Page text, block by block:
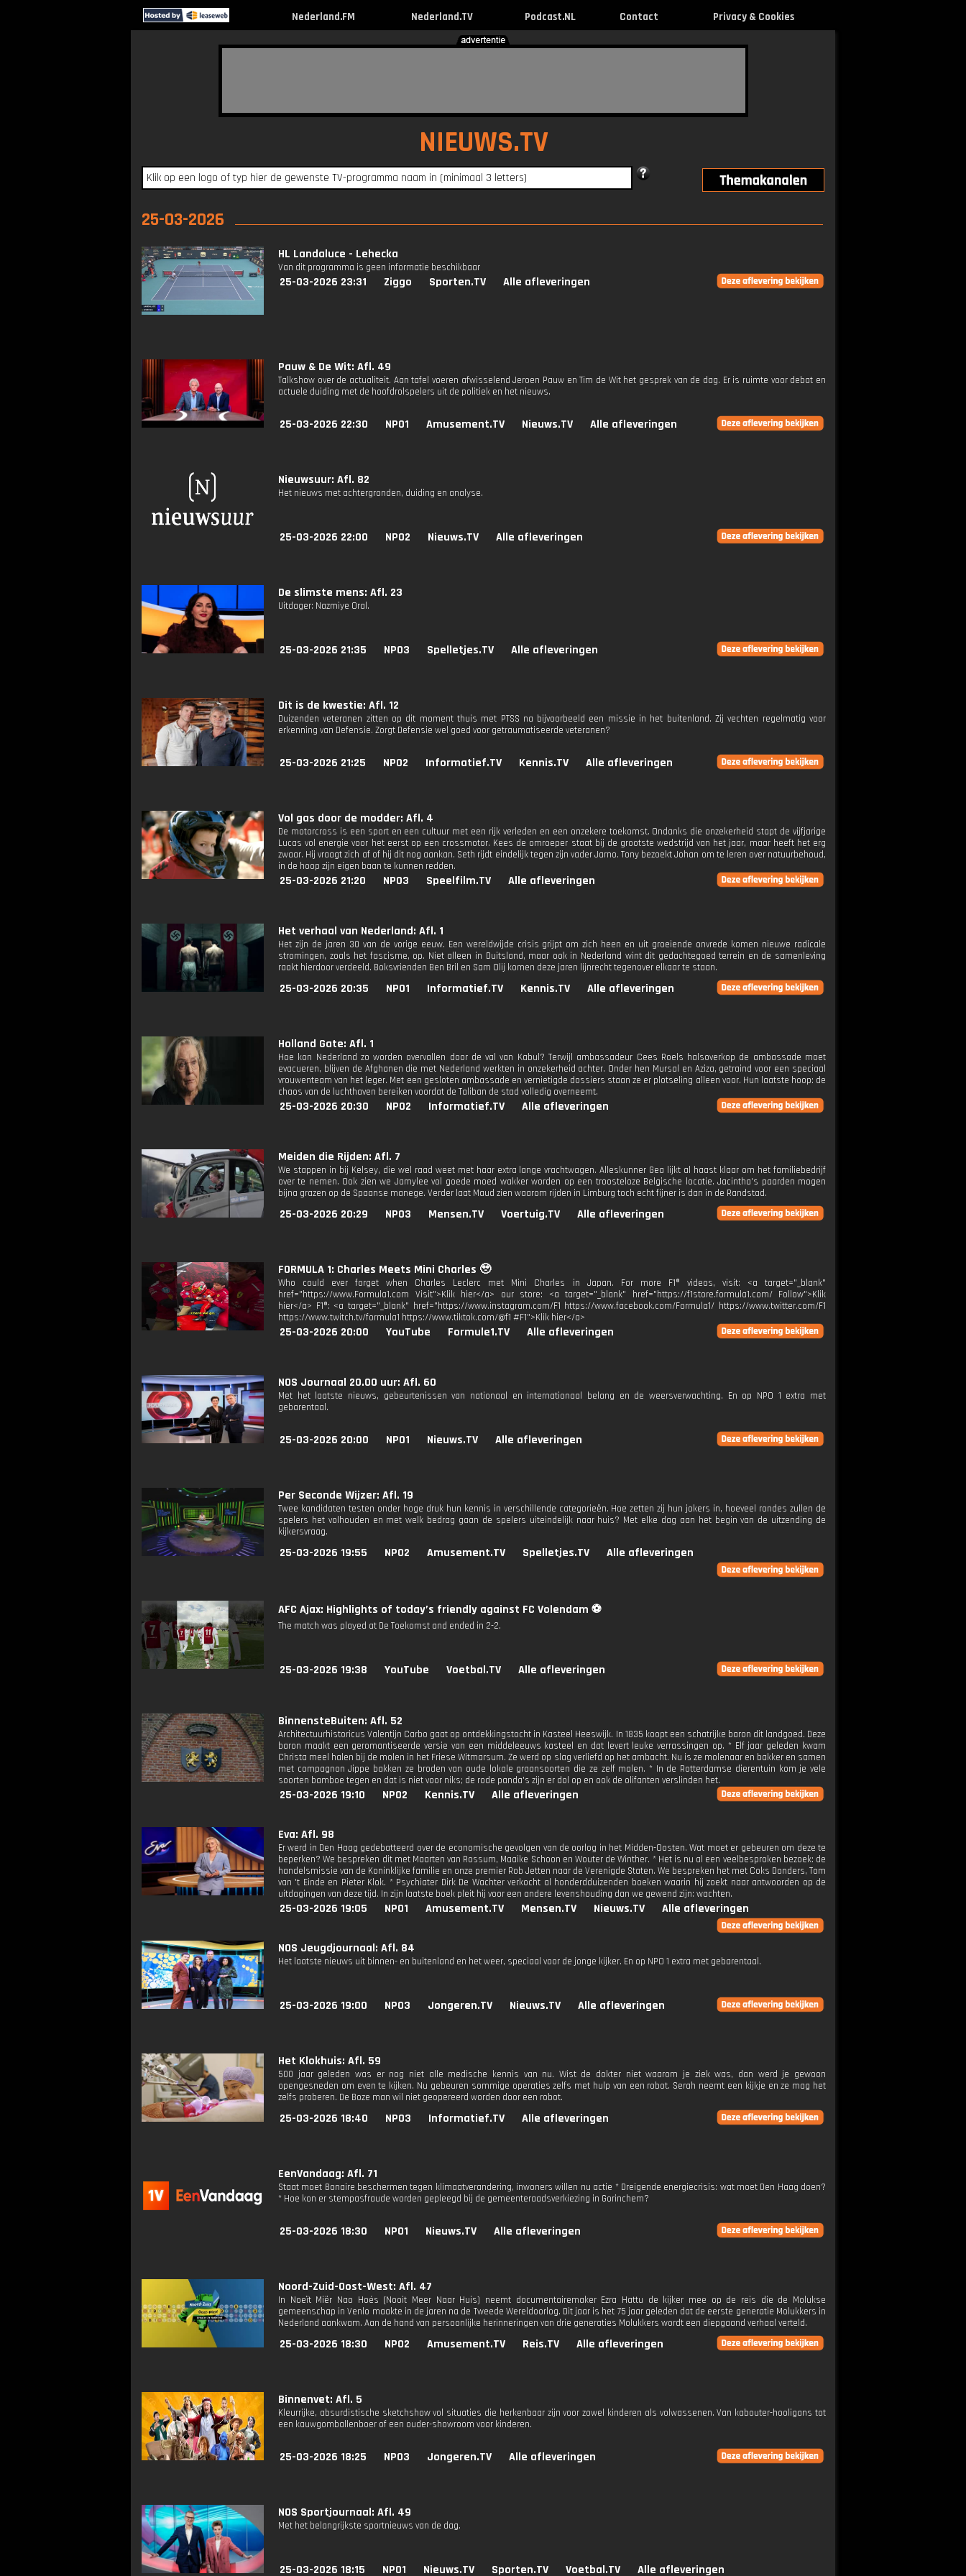
Nederland.FM Nederland.TV Podcast.NL Contact Privacy & Cookies
NIEUWS.TV
25-03-2026
HL Landaluce - Lehecka
Van dit programma is geen informatie beschikbaar
25-03-2026 23:31 Ziggo Sporten.TV Alle afleveringen
Pauw & De Wit: Afl. 49
Talkshow over de actualiteit. Aan tafel voeren afwisselend Jeroen Pauw en Tim de Wit het gesprek van de dag. Er is ruimte voor debat en
actuele duiding met de hoofdrolspelers uit de politiek en het nieuws.
25-03-2026 22:30 NPO1 Amusement.TV Nieuws.TV Alle afleveringen
Nieuwsuur: Afl. 82
Het nieuws met achtergronden, duiding en analyse.
25-03-2026 22:00 NPO2 Nieuws.TV Alle afleveringen
De slimste mens: Afl. 23
Uitdager: Nazmiye Oral.
25-03-2026 21:35 NPO3 Spelletjes.TV Alle afleveringen
Dit is de kwestie: Afl. 12
Duizenden veteranen zitten op dit moment thuis met PTSS na bijvoorbeeld een missie in het buitenland. Zij vechten regelmatig voor
erkenning van Defensie. Zorgt Defensie wel goed voor getraumatiseerde veteranen?
25-03-2026 21:25 NPO2 Informatief.TV Kennis.TV Alle afleveringen
Vol gas door de modder: Afl. 4
De motorcross is een sport en een cultuur met een rijk verleden en een onzekere toekomst. Ondanks die onzekerheid stapt de vijfjarige
Lucas vol energie voor het eerst op een crossmotor. Kees de omroeper staat bij de grootste wedstrijd van het jaar, maar heeft het erg
zwaar. Hij vraagt zich af of hij dit nog aankan. Seth rijdt eindelijk tegen zijn vader Jarno. Tony bezoekt Johan om te leren over natuurbehoud,
in de hoop zijn eigen baan te kunnen redden.
25-03-2026 21:20 NPO3 Speelfilm.TV Alle afleveringen
Het verhaal van Nederland: Afl. 1
Het zijn de jaren 30 van de vorige eeuw. Een wereldwijde crisis grijpt om zich heen en uit groeiende onvrede komen nieuwe radicale
stromingen, zoals het fascisme, op. Niet alleen in Duitsland, maar ook in Nederland wint dit gedachtegoed terrein en de samenleving
raakt hierdoor verdeeld. Boksvrienden Ben Bril en Sam Olij komen deze jaren lijnrecht tegenover elkaar te staan.
25-03-2026 20:35 NPO1 Informatief.TV Kennis.TV Alle afleveringen
Holland Gate: Afl. 1
Hoe kon Nederland zo worden overvallen door de val van Kabul? Terwijl ambassadeur Cees Roels halsoverkop de ambassade moet
evacueren, blijven de Afghanen die met Nederland werkten in onzekerheid achter. Onder hen Mursal en Aziza, getraind voor een speciaal
vrouwenteam van het leger. Met een gesloten ambassade en vernietigde dossiers staan ze er plotseling alleen voor. Hun laatste hoop: de
chaos van de luchthaven bereiken voordat de Taliban de stad volledig overneemt.
25-03-2026 20:30 NPO2 Informatief.TV Alle afleveringen
Meiden die Rijden: Afl. 7
We stappen in bij Kelsey, die wel raad weet met haar extra lange vrachtwagen. Alleskunner Gea lijkt al haast klaar om het familiebedrijf
over te nemen. Ook zien we Jamylee vol goede moed wakker worden op een troosteloze Belgische locatie. Jacintha's paarden mogen
bijna grazen op de Spaanse manege. Verder laat Maud zien waarom rijden in Limburg toch echt fijner is dan in de Randstad.
25-03-2026 20:29 NPO3 Mensen.TV Voertuig.TV Alle afleveringen
FORMULA 1: Charles Meets Mini Charles 🥹
Who could ever forget when Charles Leclerc met Mini Charles in Japan. For more F1® videos, visit: <a target="_blank"
href="https://www.Formula1.com Visit">Klik hier</a> our store: <a target="_blank" href="https://f1store.formula1.com/ Follow">Klik
hier</a> F1®: <a target="_blank" href="https://www.instagram.com/F1 https://www.facebook.com/Formula1/ https://www.twitter.com/F1
https://www.twitch.tv/formula1 https://www.tiktok.com/@f1 #F1">Klik hier</a>
25-03-2026 20:00 YouTube Formule1.TV Alle afleveringen
NOS Journaal 20.00 uur: Afl. 60
Met het laatste nieuws, gebeurtenissen van nationaal en internationaal belang en de weersverwachting. En op NPO 1 extra met
gebarentaal.
25-03-2026 20:00 NPO1 Nieuws.TV Alle afleveringen
Per Seconde Wijzer: Afl. 19
Twee kandidaten testen onder hoge druk hun kennis in verschillende categorieën. Hoe zetten zij hun jokers in, hoeveel rondes zullen de
spelers het volhouden en met welk bedrag gaan de spelers uiteindelijk naar huis? Met elke dag aan het begin van de uitzending de
kijkersvraag.
25-03-2026 19:55 NPO2 Amusement.TV Spelletjes.TV Alle afleveringen
AFC Ajax: Highlights of today’s friendly against FC Volendam ⚽️
The match was played at De Toekomst and ended in 2-2.
25-03-2026 19:38 YouTube Voetbal.TV Alle afleveringen
BinnensteBuiten: Afl. 52
Architectuurhistoricus Valentijn Carbo gaat op ontdekkingstocht in Kasteel Heeswijk. In 1835 koopt een schatrijke baron dit landgoed. Deze
baron maakt een geromantiseerde versie van een middeleeuws kasteel en dat levert leuke verrassingen op. * Elf jaar geleden kwam
Christa meel halen bij de molen in het Friese Witmarsum. Ze werd op slag verliefd op het ambacht. Nu is ze molenaar en bakker en samen
met compagnon Jippe bakken ze broden van oude lokale graansoorten die ze zelf malen. * In de Rotterdamse dierentuin kom je vele
soorten bamboe tegen en dat is niet voor niks; de rode panda's zijn er dol op en ook de olifanten verslinden het.
25-03-2026 19:10 NPO2 Kennis.TV Alle afleveringen
Eva: Afl. 98
Er werd in Den Haag gedebatteerd over de economische gevolgen van de oorlog in het Midden-Oosten. Wat moet er gebeuren om deze te
beperken? We bespreken dit met Maarten van Rossum, Maaike Schoon en Wouter de Winther. * Het is nu al een veelbesproken bezoek: de
handelsmissie van de Koninklijke familie en onze premier Rob Jetten naar de Verenigde Staten. We bespreken het met Coks Donders, Tom
van 't Einde en Pieter Klok. * Psychiater Dirk De Wachter verkocht al honderdduizenden boeken waarin hij zoekt naar antwoorden op de
uitdagingen van deze tijd. In zijn laatste boek pleit hij voor een andere levenshouding dan we gewend zijn: wachten.
25-03-2026 19:05 NPO1 Amusement.TV Mensen.TV Nieuws.TV Alle afleveringen
NOS Jeugdjournaal: Afl. 84
Het laatste nieuws uit binnen- en buitenland en het weer, speciaal voor de jonge kijker. En op NPO 1 extra met gebarentaal.
25-03-2026 19:00 NPO3 Jongeren.TV Nieuws.TV Alle afleveringen
Het Klokhuis: Afl. 59
500 jaar geleden was er nog niet alle medische kennis van nu. Wist de dokter niet waarom je ziek was, dan werd je gewoon
opengesneden om even te kijken. Nu gebeuren sommige operaties zelfs met hulp van een robot. Serah neemt een kijkje en ze mag het
zelfs proberen. De Boze man wil niet geopereerd worden door een robot.
25-03-2026 18:40 NPO3 Informatief.TV Alle afleveringen
EenVandaag: Afl. 71
Staat moet Bonaire beschermen tegen klimaatverandering, inwoners willen nu actie * Dreigende energiecrisis: wat moet Den Haag doen?
* Hoe kon er stempasfraude worden gepleegd bij de gemeenteraadsverkiezing in Gorinchem?
25-03-2026 18:30 NPO1 Nieuws.TV Alle afleveringen
Noord-Zuid-Oost-West: Afl. 47
In Noeït Miër Nao Hoés (Nooit Meer Naar Huis) neemt documentairemaker Ezra Hattu de kijker mee op de reis die de Molukse
gemeenschap in Venlo maakte in de jaren na de Tweede Wereldoorlog. Dit jaar is het 75 jaar geleden dat de eerste generatie Molukkers in
Nederland aankwam. Aan de hand van persoonlijke herinneringen van drie generaties Molukkers wordt een diepgaand verhaal verteld.
25-03-2026 18:30 NPO2 Amusement.TV Reis.TV Alle afleveringen
Binnenvet: Afl. 5
Kleurrijke, absurdistische sketchshow vol situaties die herkenbaar zijn voor zowel kinderen als volwassenen. Van kabouter-hooligans tot
een kauwgomballenboer of een ouder-showroom voor kinderen.
25-03-2026 18:25 NPO3 Jongeren.TV Alle afleveringen
NOS Sportjournaal: Afl. 49
Met het belangrijkste sportnieuws van de dag.
25-03-2026 18:15 NPO1 Nieuws.TV Sporten.TV Voetbal.TV Alle afleveringen